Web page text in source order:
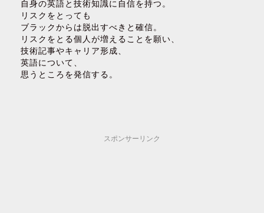
自身の英語と技術知識に自信を持つ。
リスクをとっても
ブラックからは脱出すべきと確信。
リスクをとる個人が増えることを願い、
技術記事やキャリア形成、
英語について、
思うところを発信する。
スポンサーリンク